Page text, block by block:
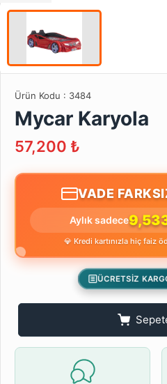
Ürün Kodu : 3484
Mycar Karyola
57,200 ₺
VADE
Aylık sadece
💎 Kredi kartınızla hiç faiz
ÜCRETSİZ